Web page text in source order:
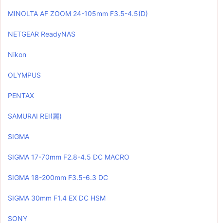
MINOLTA AF ZOOM 24-105mm F3.5-4.5(D)
NETGEAR ReadyNAS
Nikon
OLYMPUS
PENTAX
SAMURAI REI(麗)
SIGMA
SIGMA 17-70mm F2.8-4.5 DC MACRO
SIGMA 18-200mm F3.5-6.3 DC
SIGMA 30mm F1.4 EX DC HSM
SONY